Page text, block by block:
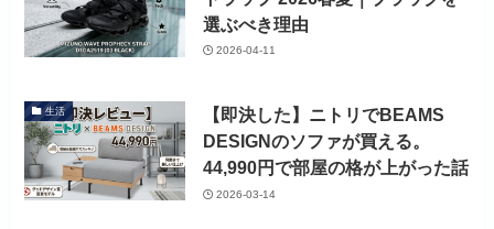
選ぶべき理由
2026-04-11
生活
【即決した】ニトリでBEAMS
DESIGNのソファが買える。
44,990円で部屋の格が上がった話
2026-03-14